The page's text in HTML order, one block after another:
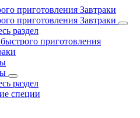
приготовления Завтраки
приготовления Завтраки
раздел
приготовления
раздел
специи